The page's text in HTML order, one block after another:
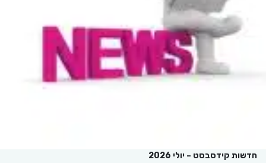
חדשות קידסבסט – יולי 2026